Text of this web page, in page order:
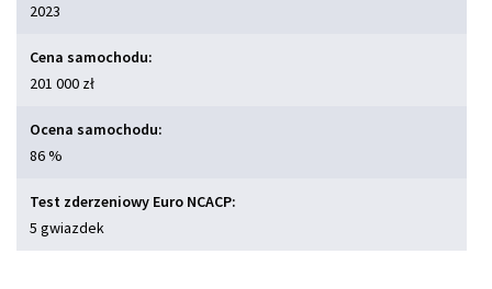
2023
Cena samochodu:
201 000 zł
Ocena samochodu:
86 %
Test zderzeniowy Euro NCACP:
5 gwiazdek